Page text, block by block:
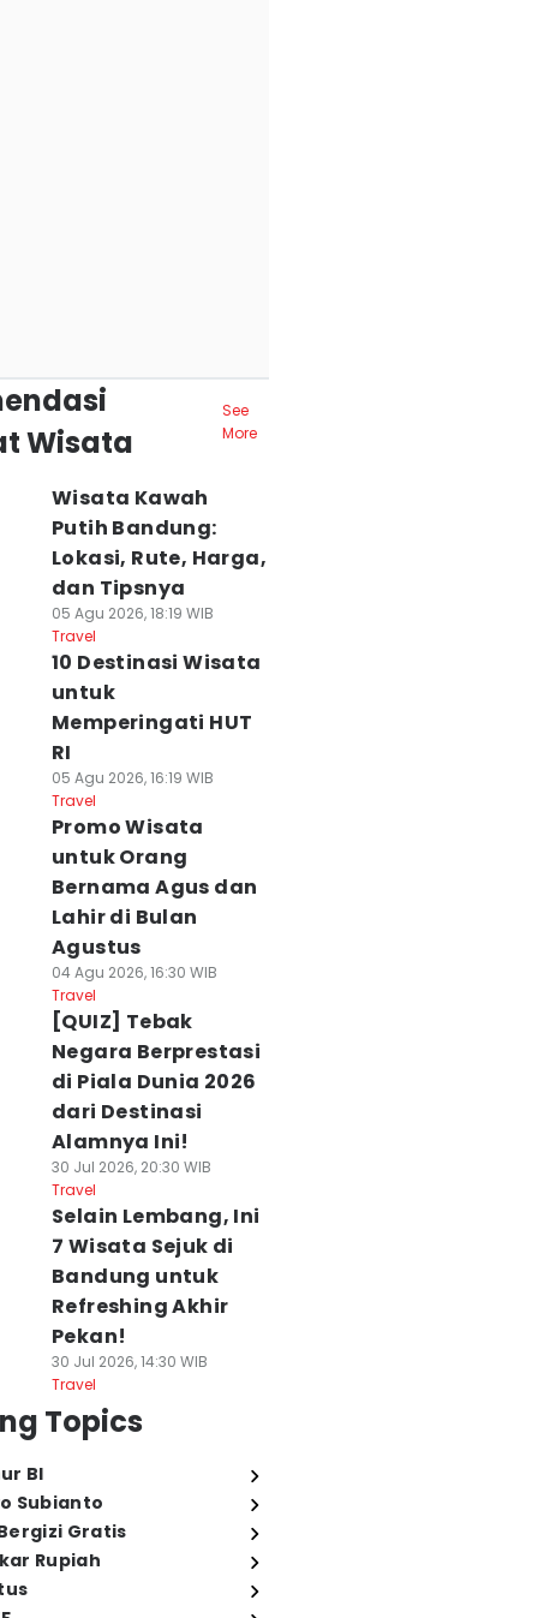
Wisata
See
More
Wisata Kawah
Putih Bandung:
Lokasi, Rute, Harga,
dan Tipsnya
05 Agu 2026, 18:19 WIB
Travel
10 Destinasi Wisata
untuk
Memperingati HUT
RI
05 Agu 2026, 16:19 WIB
Travel
Promo Wisata
untuk Orang
Bernama Agus dan
Lahir di Bulan
Agustus
04 Agu 2026, 16:30 WIB
Travel
[QUIZ] Tebak
Negara Berprestasi
di Piala Dunia 2026
dari Destinasi
Alamnya Ini!
30 Jul 2026, 20:30 WIB
Travel
Selain Lembang, Ini
7 Wisata Sejuk di
Bandung untuk
Refreshing Akhir
Pekan!
30 Jul 2026, 14:30 WIB
Travel
Topics
BI
Subianto
Gratis
Rupiah